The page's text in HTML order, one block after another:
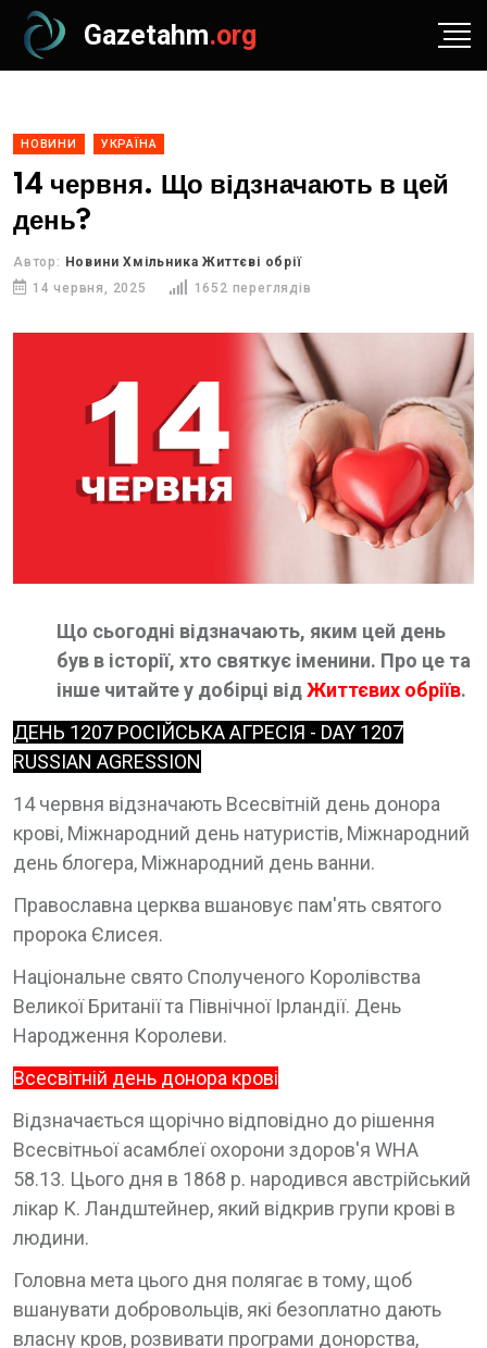
Gazetahm.org
НОВИНИ УКРАЇНА
14 червня. Що відзначають в цей
день?
Автор: Новини Хмільника Життєві обрії
14 червня, 2025
1652 переглядів
Що сьогодні відзначають, яким цей день
був в історії, хто святкує іменини. Про це та
інше читайте у добірці відЖиттєвих обріїв.
ДЕНЬ 1207 РОСІЙСЬКА АГРЕСІЯ - DAY 1207
RUSSIAN AGRESSION
14 червня відзначають Всесвітній день донора
крові, Міжнародний день натуристів, Міжнародний
день блогера, Міжнародний день ванни.
Православна церква вшановує пам'ять святого
пророка Єлисея.
Національне свято Сполученого Королівства
Великої Британії та Північної Ірландії. День
Народження Королеви.
Всесвітній день донора крові
Відзначається щорічно відповідно до рішення
Всесвітньої асамблеї охорони здоров'я WHA
58.13. Цього дня в 1868 р. народився австрійський
лікар К. Ландштейнер, який відкрив групи крові в
людини.
Головна мета цього дня полягає в тому, щоб
вшанувати добровольців, які безоплатно дають
власну кров, розвивати програми донорства,